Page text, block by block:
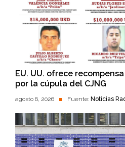
EU. UU. ofrece
por la cúpula del CJNG
agosto 6, 2026 Fuente: Noticias